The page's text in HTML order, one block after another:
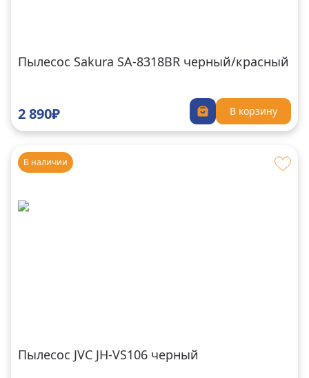
Пылесос Sakura SA-8318BR черный/красный
2 890₽ В корзину
В наличии
Пылесос JVC JH-VS106 черный